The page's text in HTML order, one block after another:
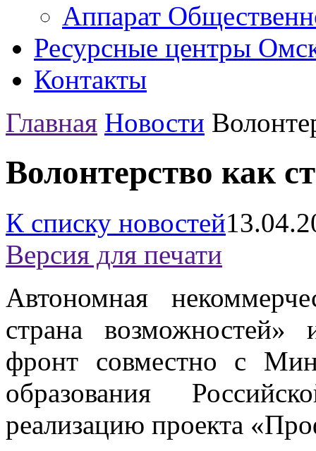
Аппарат
Ресурсные центры
Контакты
Главная Новости
Волонтерство как
К списку новостей
Версия для печати
Автономная
страна
фронт совместно с
образования
реализацию проекта